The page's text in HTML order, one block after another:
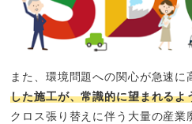
また、環境問題への関心が急速に
した施工が、常識的に望まれるよ
クロス張り替えに伴う大量の産業